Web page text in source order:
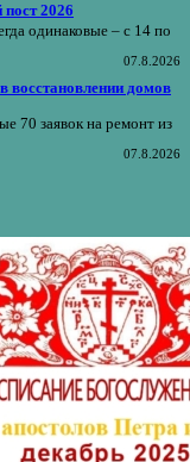
пост 2026
одинаковые – с 14 по
07.8.2026
восстановлении домов
70 заявок на ремонт из
07.8.2026